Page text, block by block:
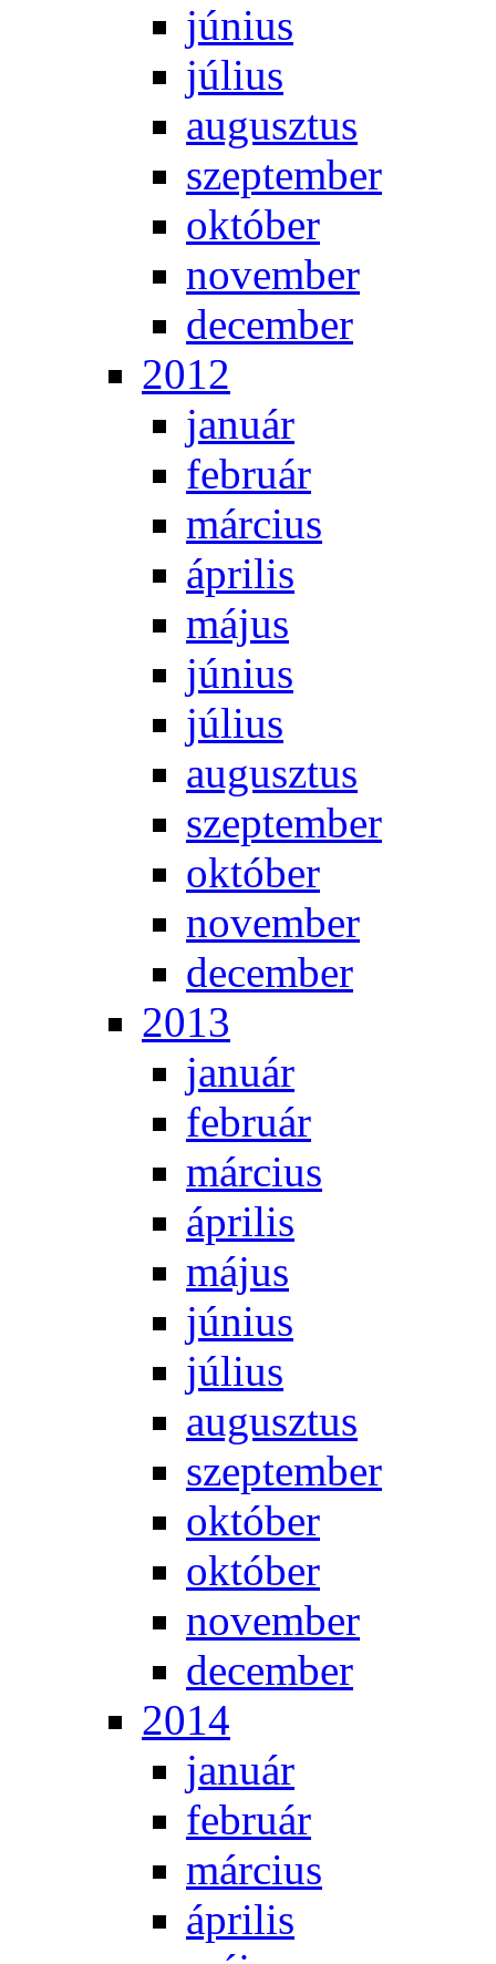
jú­ni­us
jú­li­us
au­gusz­tus
szep­tem­ber
ok­tó­ber
no­vem­ber
de­cem­ber
2012
ja­nu­ár
feb­ru­ár
már­ci­us
áp­ri­lis
má­jus
jú­ni­us
jú­li­us
au­gusz­tus
szep­tem­ber
ok­tó­ber
no­vem­ber
de­cem­ber
2013
ja­nu­ár
feb­ru­ár
már­ci­us
áp­ri­lis
má­jus
jú­ni­us
jú­li­us
au­gusz­tus
szep­tem­ber
ok­tó­ber
ok­tó­ber
no­vem­ber
de­cem­ber
2014
ja­nu­ár
feb­ru­ár
már­ci­us
áp­ri­lis